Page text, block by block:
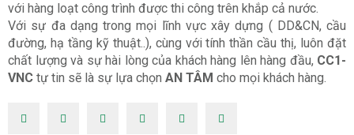
với hàng loạt công trình được thi công trên khắp cả nước.
Với sự đa dạng trong mọi lĩnh vực xây dựng ( DD&CN, cầu
đường, hạ tầng kỹ thuật..), cùng với tính thần cầu thị, luôn đặt
chất lượng và sự hài lòng của khách hàng lên hàng đầu, CC1-
VNC tự tin sẽ là sự lựa chọn AN TÂM cho mọi khách hàng.
ĐĂNG KÝ TƯ VẤN MIỄN PHÍ